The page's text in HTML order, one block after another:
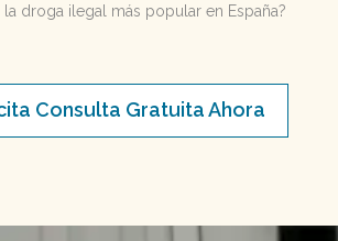
droga ilegal más popular en España?
Consulta Gratuita Ahora